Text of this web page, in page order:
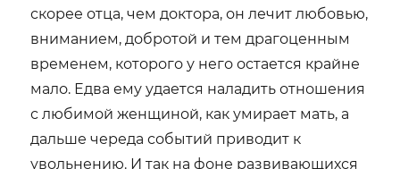
скорее отца, чем доктора, он лечит любовью,
вниманием, добротой и тем драгоценным
временем, которого у него остается крайне
мало. Едва ему удается наладить отношения
с любимой женщиной, как умирает мать, а
дальше череда событий приводит к
увольнению. И так на фоне развивающихся